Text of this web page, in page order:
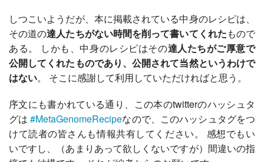
しつこいようだが、本に掲載されている中身のレシピは、
その道の達人たちがない時間を削って書いてくれたもので
ある。 しかも、中身のレシピはその達人たちがご厚意で
公開してくれたものであり、公開されて当然というわけで
はない。 そこに感謝して利用していただければと思う。
序文にも書かれている通り、この本のtwitterのハッシュタ
グは#MetaGenomeRecipeなので、このハッシュタグをつ
けて読者の皆さんも情報共有してください。 感想でもい
いですし、（あまりあって欲しくないですが）間違いの指